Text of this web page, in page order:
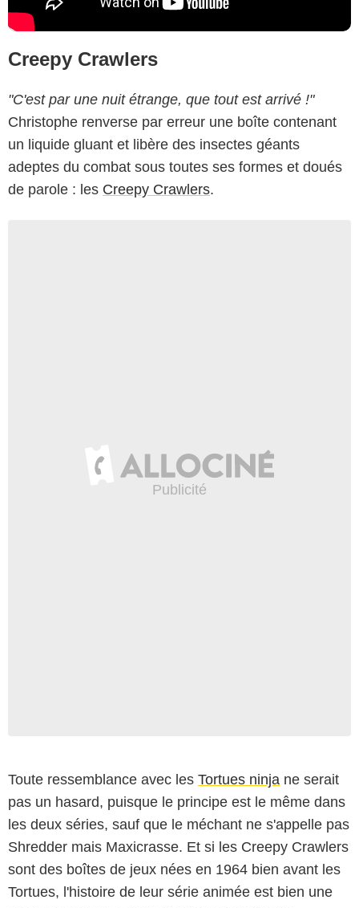
Creepy Crawlers
"C'est par une nuit étrange, que tout est arrivé !"
Christophe renverse par erreur une boîte contenant
un liquide gluant et libère des insectes géants
adeptes du combat sous toutes ses formes et doués
de parole : les Creepy Crawlers.
Toute ressemblance avec les Tortues ninja ne serait
pas un hasard, puisque le principe est le même dans
les deux séries, sauf que le méchant ne s'appelle pas
Shredder mais Maxicrasse. Et si les Creepy Crawlers
sont des boîtes de jeux nées en 1964 bien avant les
Tortues, l'histoire de leur série animée est bien une